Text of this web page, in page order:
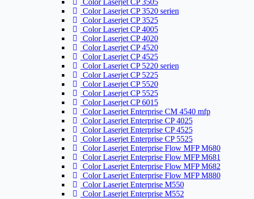
Color Laserjet CP 3520 serien
Color Laserjet CP 3525
Color Laserjet CP 4005
Color Laserjet CP 4020
Color Laserjet CP 4520
Color Laserjet CP 4525
Color Laserjet CP 5220 serien
Color Laserjet CP 5225
Color Laserjet CP 5520
Color Laserjet CP 5525
Color Laserjet CP 6015
Color Laserjet Enterprise CM 4540 mfp
Color Laserjet Enterprise CP 4025
Color Laserjet Enterprise CP 4525
Color Laserjet Enterprise CP 5525
Color Laserjet Enterprise Flow MFP M680
Color Laserjet Enterprise Flow MFP M681
Color Laserjet Enterprise Flow MFP M682
Color Laserjet Enterprise Flow MFP M880
Color Laserjet Enterprise M550
Color Laserjet Enterprise M552